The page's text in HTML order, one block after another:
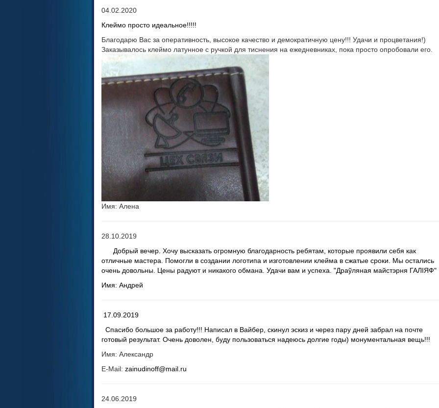
04.02.2020
Клеймо просто идеальное!!!!!
Благодарю Вас за оперативность, высокое качество и демократичную цену!!! Удачи и процветания!)
Заказывалось клеймо латунное с ручкой для тиснения на ежедневниках, пока просто опробовали его.
Имя: Алена
28.10.2019
Добрый вечер. Хочу высказать огромную благодарность ребятам, которые проявили себя как
отличные мастера. Помогли в создании логотипа и изготовлении клейма в сжатые сроки. Мы остались
очень довольны. Цены радуют и никакого обмана. Удачи вам и успеха. "Драўляная майстэрня ГАЛІЯФ"
Имя: Андрей
17.09.2019
Спасибо большое за работу!!! Написал в Вайбер, скинул эскиз и через пару дней забрал на почте
готовый результат. Очень доволен, буду пользоваться надеюсь долгие годы) монументальная вещь!!!
Имя: Александр
E-Mail: zainudinoff@mail.ru
24.06.2019